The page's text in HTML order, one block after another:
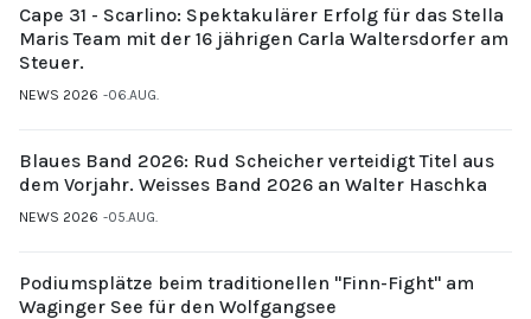
Cape 31 - Scarlino: Spektakulärer Erfolg für das Stella
Maris Team mit der 16 jährigen Carla Waltersdorfer am
Steuer.
NEWS 2026 06.AUG.
Blaues Band 2026: Rud Scheicher verteidigt Titel aus
dem Vorjahr. Weisses Band 2026 an Walter Haschka
NEWS 2026 05.AUG.
Podiumsplätze beim traditionellen "Finn-Fight" am
Waginger See für den Wolfgangsee